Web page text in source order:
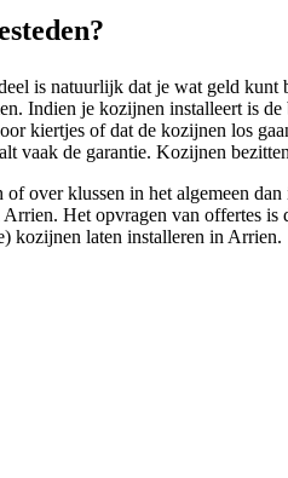
is natuurlijk dat je wat geld
Indien je kozijnen installeert is
kiertjes of dat de kozijnen los
vaak de garantie. Kozijnen
over klussen in het algemeen
Het opvragen van offertes
kozijnen laten installeren in Arrien.